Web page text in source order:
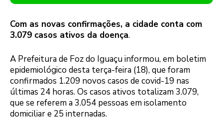
Com as novas confirmações, a cidade conta com
3.079 casos ativos da doença.
A Prefeitura de Foz do Iguaçu informou, em boletim
epidemiológico desta terça-feira (18), que foram
confirmados 1.209 novos casos de covid-19 nas
últimas 24 horas. Os casos ativos totalizam 3.079,
que se referem a 3.054 pessoas em isolamento
domiciliar e 25 internadas.